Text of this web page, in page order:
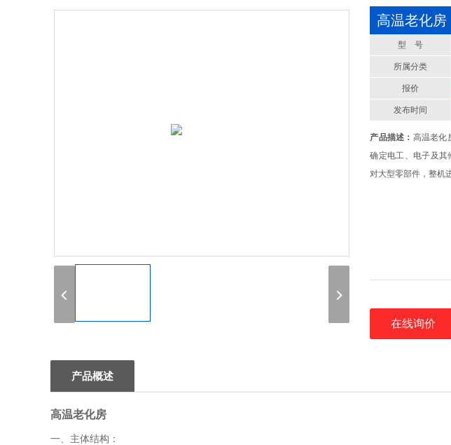
高温老化房
型 号
所属分类
报价
发布时间
产品描述： 高温老化
确定电工、电子及其
对大型零部件，整机
在线询价
产品概述
高温老化房
一、主体结构：